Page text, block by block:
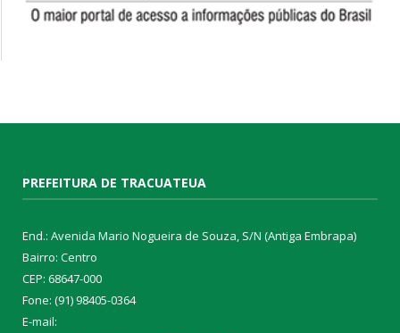
PREFEITURA DE TRACUATEUA
End.: Avenida Mario Nogueira de Souza, S/N (Antiga Embrapa)
Bairro: Centro
CEP: 68647-000
Fone: (91) 98405-0364
E-mail: